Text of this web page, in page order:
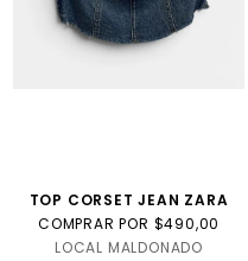
TOP CORSET JEAN ZARA
COMPRAR POR $490,00
LOCAL MALDONADO